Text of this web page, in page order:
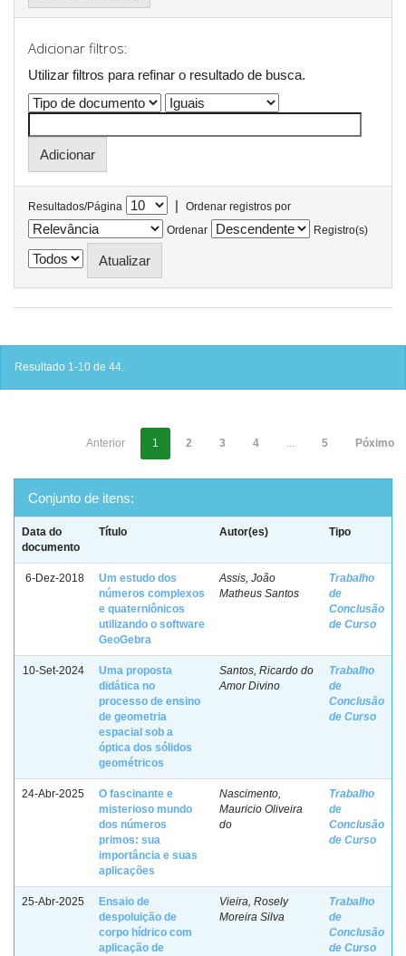
Adicionar filtros:
Utilizar filtros para refinar o resultado de busca.
Resultados/Página |
Ordenar registros por
Ordenar
Registro(s)
Resultado 1-10 de 44.
Anterior 1 2 3 4 ... 5 Póximo
Conjunto de itens:
Data do
documento
Título Autor(es) Tipo
6-Dez-2018
Um estudo dos
números complexos
e quaterniônicos
utilizando o software
GeoGebra
Assis, João
Matheus Santos
Trabalho
de
Conclusão
de Curso
10-Set-2024
Uma proposta
didática no
processo de ensino
de geometria
espacial sob a
óptica dos sólidos
geométricos
Santos, Ricardo do
Amor Divino
Trabalho
de
Conclusão
de Curso
24-Abr-2025
O fascinante e
misterioso mundo
dos números
primos: sua
importância e suas
aplicações
Nascimento,
Mauricio Oliveira
do
Trabalho
de
Conclusão
de Curso
25-Abr-2025
Ensaio de
despoluição de
corpo hídrico com
aplicação de
Vieira, Rosely
Moreira Silva
Trabalho
de
Conclusão
de Curso